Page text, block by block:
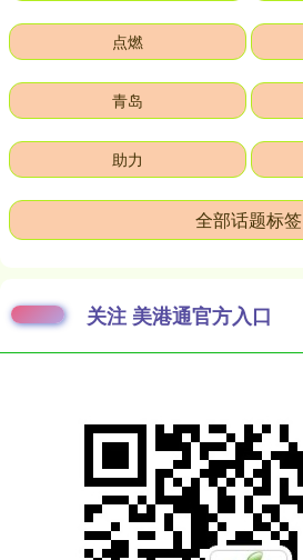
点燃
青岛
助力
全部话题标签
关注 美港通官方入口